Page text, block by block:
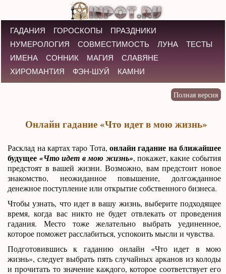
ГАДАНИЯ ГОРОСКОПЫ
ПРАЗДНИКИ
НУМЕРОЛОГИЯ
СОВМЕСТИМОСТЬ ЛУНА
ТЕСТЫ
ИМЕНА
СОННИК МАГИЯ
СЛАВЯНЕ
ХИРОМАНТИЯ
ФЭН-ШУЙ КАМНИ
Онлайн гадание «Что идет в мою жизнь»
Расклад на картах таро Тота, онлайн гадание на ближайшее
будущее «Что идет в мою жизнь», покажет, какие события
предстоят в вашей жизни. Возможно, вам предстоит новое
знакомство, неожиданное повышение, долгожданное
денежное поступление или открытие собственного бизнеса.
Чтобы узнать, что идет в вашу жизнь, выберите подходящее
время, когда вас никто не будет отвлекать от проведения
гадания. Место тоже желательно выбрать уединенное,
которое поможет расслабиться, успокоить мысли и чувства.
Подготовившись к гаданию онлайн «Что идет в мою
жизнь», следует выбрать пять случайных арканов из колоды
и прочитать то значение каждого, которое соответствует его